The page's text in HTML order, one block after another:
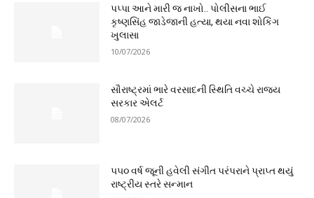
પપ્પા આને મારી જ નાખો.. પોલીસના ભાઈ
કૃષ્ણસિંહ જાડેજાની હત્યા, થયા નવા શોકિંગ
ખુલાસા
10/07/2026
સૌરાષ્ટ્રમાં ભારે વરસાદની સ્થિતિ વચ્ચે રાજ્ય
સરકાર એલર્ટ
08/07/2026
૫૫૦ વર્ષ જૂની હવેલી સંગીત પરંપરાને પ્રાપ્ત થયું
રાષ્ટ્રીય સ્તરે સન્માન